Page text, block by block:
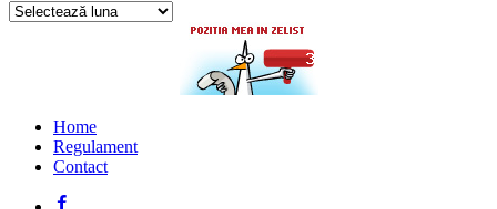
Arhiva
Home
Regulament
Contact